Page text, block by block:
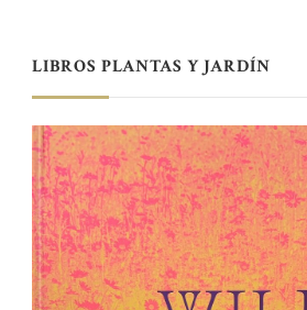
LIBROS PLANTAS Y JARDÍN